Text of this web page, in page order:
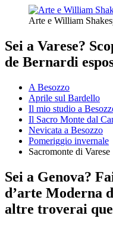
Arte e William
Sei a Varese?
de Bernardi
A Besozzo
Aprile sul Bardello
Il mio studio a
Il Sacro Monte dal
Nevicata a Besozzo
Pomeriggio invernale
Sacromonte di Varese
Sei a Genova?
d’arte Moderna
altre troverai